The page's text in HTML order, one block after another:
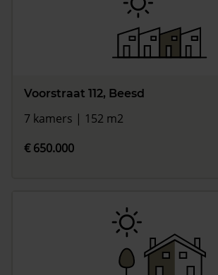
Voorstraat 112, Beesd
7 kamers | 152 m2
€ 650.000